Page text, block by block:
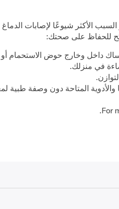
الأكثر شيوعًا لإصابات
للحفاظ على صحتك:
داخل وخارج حوض الاستحمام أو
في منزلك.
المتاحة دون وصفة طبية
For